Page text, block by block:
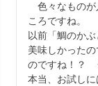
色々なものが
ころですね。
以前「鯛のか
美味しかった
のですね！？
本当、お試しに